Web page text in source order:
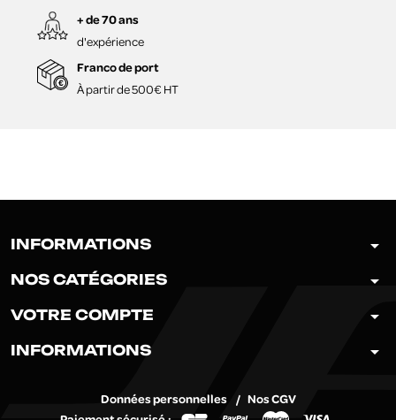
+ de 70 ans
d'expérience
Franco de port
À partir de 500€ HT
INFORMATIONS arrow_drop_down
NOS CATÉGORIES arrow_drop_down
INFORMATIONS arrow_drop_down
VOTRE COMPTE arrow_drop_down
Données personnelles
Nos CGV